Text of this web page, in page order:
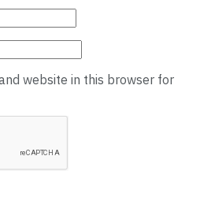
website in this browser for